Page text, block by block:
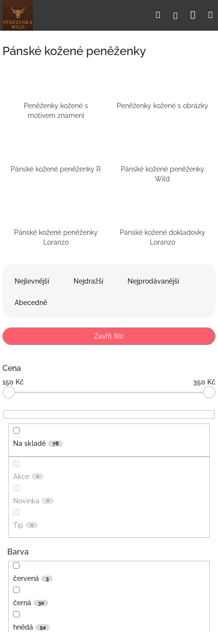
obsah
HledatPřihlášení
Pánské kožené peněženky
Peněženky kožené s
motivem znamení
Peněženky kožené s obrázky
Pánské kožené peněženky R
Pánské kožené peněženky
Wild
Pánské kožené peněženky
Loranzo
Pánské kožené dokladovky
Loranzo
p
r
d
k
t
ů
Nejlevnější Nejdražší Nejprodávanější
Abecedně
Zavřít filtr
Cena
150 Kč 350 Kč
Na skladě 78
Akce 0
Novinka 0
Tip 0
Barva
červená 3
černá 30
hnědá 54